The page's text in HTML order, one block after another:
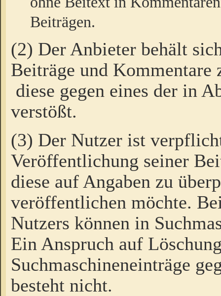
Beiträgen.
(2) Der Anbieter behält
Beiträge und Kommentare
diese gegen eines der in
verstößt.
(3) Der Nutzer ist
Veröffentlichung seiner
diese auf Angaben zu
veröffentlichen möchte.
Nutzers können in
Ein Anspruch auf
Suchmaschineneinträge
besteht nicht.